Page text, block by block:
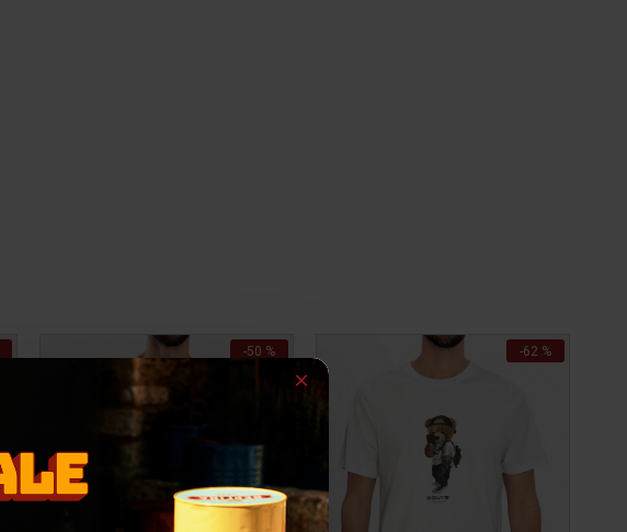
-50 % -62 %